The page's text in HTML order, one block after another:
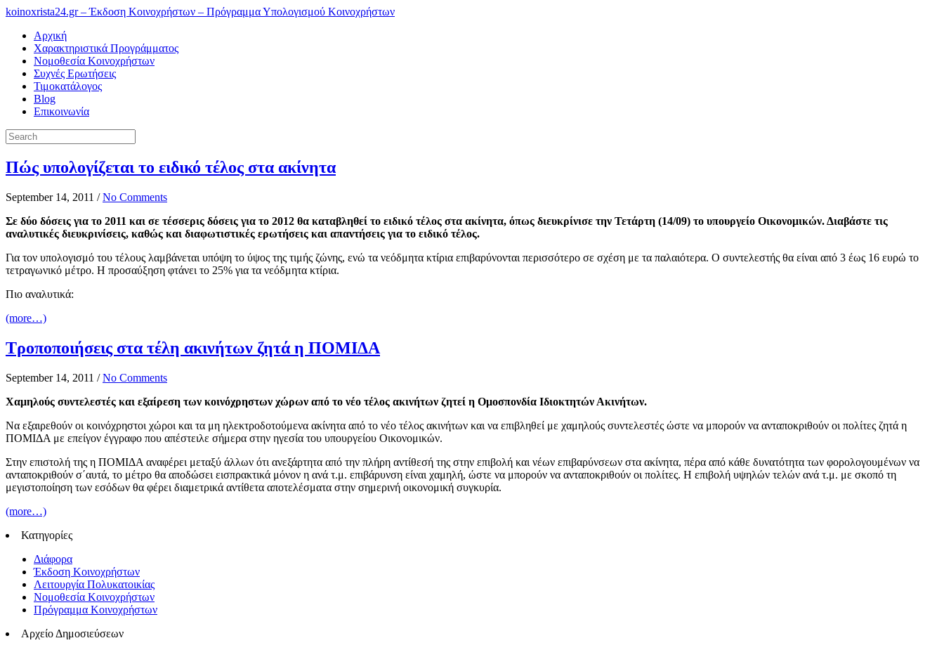
koinoxrista24.gr – Έκδοση Κοινοχρήστων – Πρόγραμμα Υπολογισμού Κοινοχρήστων
Αρχική
Χαρακτηριστικά Προγράμματος
Νομοθεσία Κοινοχρήστων
Συχνές Ερωτήσεις
Τιμοκατάλογος
Blog
Επικοινωνία
Πώς υπολογίζεται το ειδικό τέλος στα ακίνητα
September 14, 2011 / No Comments
Σε δύο δόσεις για το 2011 και σε τέσσερις δόσεις για το 2012 θα καταβληθεί το ειδικό τέλος στα ακίνητα, όπως διευκρίνισε την Τετάρτη (14/09) το υπουργείο Οικονομικών. Διαβάστε τις
αναλυτικές διευκρινίσεις, καθώς και διαφωτιστικές ερωτήσεις και απαντήσεις για το ειδικό τέλος.
Για τον υπολογισμό του τέλους λαμβάνεται υπόψη το ύψος της τιμής ζώνης, ενώ τα νεόδμητα κτίρια επιβαρύνονται περισσότερο σε σχέση με τα παλαιότερα. Ο συντελεστής θα είναι από 3 έως 16 ευρώ το
τετραγωνικό μέτρο. Η προσαύξηση φτάνει το 25% για τα νεόδμητα κτίρια.
Πιο αναλυτικά:
(more…)
Τροποποιήσεις στα τέλη ακινήτων ζητά η ΠΟΜΙΔΑ
September 14, 2011 / No Comments
Χαμηλούς συντελεστές και εξαίρεση των κοινόχρηστων χώρων από το νέο τέλος ακινήτων ζητεί η Ομοσπονδία Ιδιοκτητών Ακινήτων.
Να εξαιρεθούν οι κοινόχρηστοι χώροι και τα μη ηλεκτροδοτούμενα ακίνητα από το νέο τέλος ακινήτων και να επιβληθεί με χαμηλούς συντελεστές ώστε να μπορούν να ανταποκριθούν οι πολίτες ζητά η
ΠΟΜΙΔΑ με επείγον έγγραφο που απέστειλε σήμερα στην ηγεσία του υπουργείου Οικονομικών.
Στην επιστολή της η ΠΟΜΙΔΑ αναφέρει μεταξύ άλλων ότι ανεξάρτητα από την πλήρη αντίθεσή της στην επιβολή και νέων επιβαρύνσεων στα ακίνητα, πέρα από κάθε δυνατότητα των φορολογουμένων να
ανταποκριθούν σ΄αυτά, το μέτρο θα αποδώσει εισπρακτικά μόνον η ανά τ.μ. επιβάρυνση είναι χαμηλή, ώστε να μπορούν να ανταποκριθούν οι πολίτες. Η επιβολή υψηλών τελών ανά τ.μ. με σκοπό τη
μεγιστοποίηση των εσόδων θα φέρει διαμετρικά αντίθετα αποτελέσματα στην σημερινή οικονομική συγκυρία.
(more…)
Κατηγορίες
Διάφορα
Έκδοση Κοινοχρήστων
Λειτουργία Πολυκατοικίας
Νομοθεσία Κοινοχρήστων
Πρόγραμμα Κοινοχρήστων
Αρχείο Δημοσιεύσεων